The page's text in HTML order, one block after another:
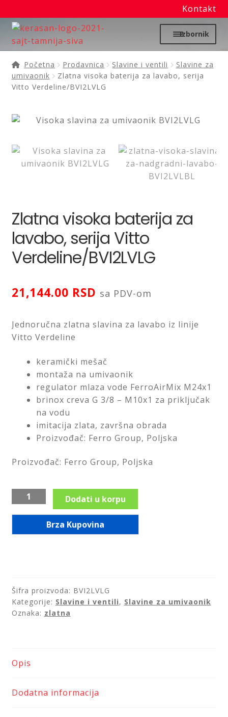
Kontakt
Preskoči
na
navigaciju
Skoči
na
sadržaj
Izbornik
Početna
Moj nalog
Prodavnica
Izdvajamo
Kupatilska galanterija
LED ogledala
Slavine i ventili
Proširi
Tuš kabine
Tuševi
Proširi
WC daske
Pribor za majstore
Saveti
Kontakt
Početna Prodavnica Slavine i ventili
Slavine za
umivaonik
Zlatna visoka baterija za lavabo, serija
Vitto Verdeline/BVI2LVLG
Zlatna visoka baterija za
lavabo, serija Vitto
Verdeline/BVI2LVLG
21,144.00 RSD sa PDV-om
Jednoručna zlatna slavina za lavabo iz linije
Vitto Verdeline
keramički mešač
montaža na umivaonik
regulator mlaza vode FerroAirMix M24x1
brinox creva G 3/8 – M10x1 za priključak
na vodu
imitacija zlata, završna obrada
Proizvođač: Ferro Group, Poljska
Proizvođač: Ferro Group, Poljska
Zlatna
visoka
za
količina
Dodati u korpu
Brza Kupovina
Šifra proizvoda: BVI2LVLG
Kategorije: Slavine i ventili, Slavine za umivaonik
Oznaka: zlatna
Opis
Dodatna informacija